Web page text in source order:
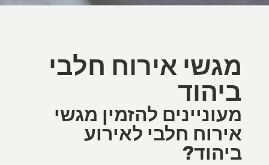
מגשי אירוח חלבי
ביהוד
מעוניינים להזמין מגשי
אירוח חלבי לאירוע
ביהוד?